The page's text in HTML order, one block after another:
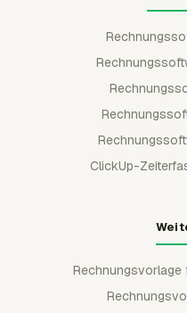
ClickUp-